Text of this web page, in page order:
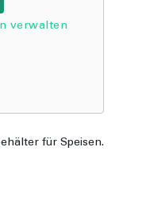
verwalten
für Speisen.